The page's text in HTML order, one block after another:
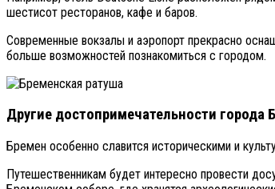
шестисот ресторанов, кафе и баров.
Современные вокзалы и аэропорт прекрасно
больше возможностей познакомиться с городом.
Другие достопримечательности города
Бремен особенно славится историческими и
Путешественникам будет интересно провести